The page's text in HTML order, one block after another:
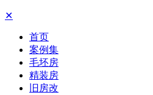
✕
首页
案例集
毛坯房
精装房
旧房改